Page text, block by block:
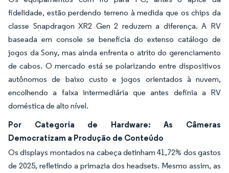
fidelidade, estão perdendo terreno à medida que os chips da
classe Snapdragon XR2 Gen 2 reduzem a diferença. A RV
baseada em console se beneficia do extenso catálogo de
jogos da Sony, mas ainda enfrenta o atrito do gerenciamento
de cabos. O mercado está se polarizando entre dispositivos
autônomos de baixo custo e jogos orientados à nuvem,
encolhendo a faixa intermediária que antes definia a RV
doméstica de alto nível.
Por Categoria de Hardware: As Câmeras
Democratizam a Produção de Conteúdo
Os displays montados na cabeça detinham 41,72% dos gastos
de 2025, refletindo a primazia dos headsets. Mesmo assim, as